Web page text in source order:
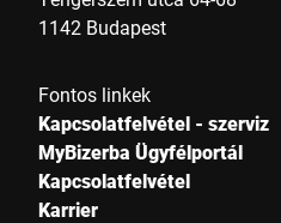
1142 Budapest
Fontos linkek
Kapcsolatfelvétel - szerviz
MyBizerba Ügyfélportál
Kapcsolatfelvétel
Karrier